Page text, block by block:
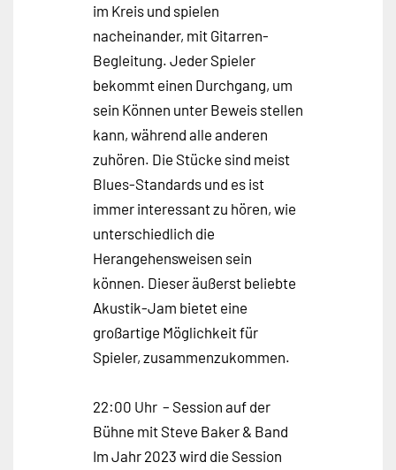
im Kreis und spielen
nacheinander, mit Gitarren-
Begleitung. Jeder Spieler
bekommt einen Durchgang, um
sein Können unter Beweis stellen
kann, während alle anderen
zuhören. Die Stücke sind meist
Blues-Standards und es ist
immer interessant zu hören, wie
unterschiedlich die
Herangehensweisen sein
können. Dieser äußerst beliebte
Akustik-Jam bietet eine
großartige Möglichkeit für
Spieler, zusammenzukommen.
22:00 Uhr – Session auf der
Bühne mit Steve Baker & Band
Im Jahr 2023 wird die Session